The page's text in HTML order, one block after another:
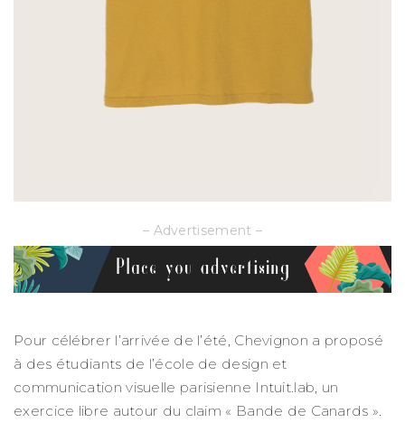
– Advertisement –
Pour célébrer l’arrivée de l’été, Chevignon a proposé
à des étudiants de l’école de design et
communication visuelle parisienne Intuit.lab, un
exercice libre autour du claim « Bande de Canards ».